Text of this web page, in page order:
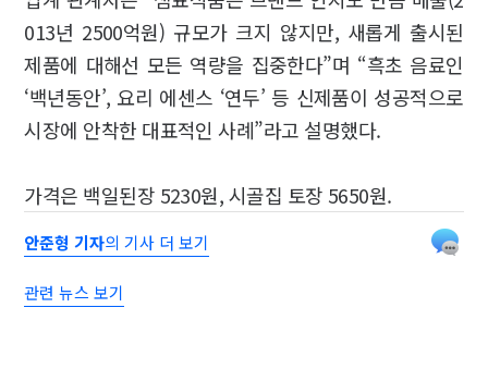
013년 2500억원) 규모가 크지 않지만, 새롭게 출시된
제품에 대해선 모든 역량을 집중한다”며 “흑초 음료인
‘백년동안’, 요리 에센스 ‘연두’ 등 신제품이 성공적으로
시장에 안착한 대표적인 사례”라고 설명했다.
가격은 백일된장 5230원, 시골집 토장 5650원.
안준형 기자의 기사 더 보기
관련 뉴스 보기